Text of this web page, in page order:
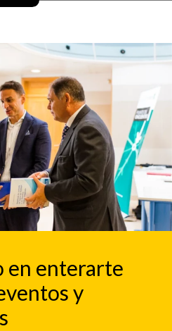
en enterarte
y